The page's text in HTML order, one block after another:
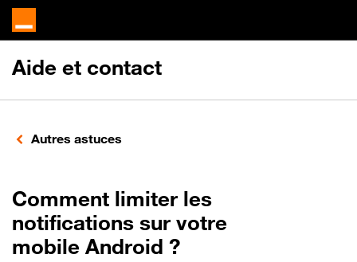
Aide et contact
Autres astuces
Comment limiter les
notifications sur votre
mobile Android ?